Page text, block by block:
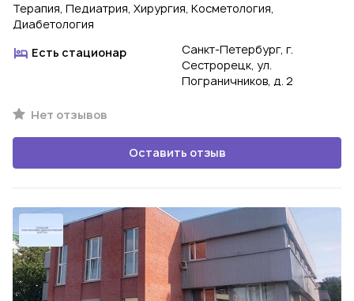
Терапия, Педиатрия, Хирургия, Косметология,
Диабетология
Есть стационар
Санкт-Петербург, г.
Сестрорецк, ул.
Пограничников, д. 2
Нет отзывов
Оставить отзыв